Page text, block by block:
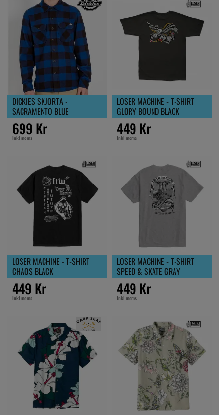
DICKIES SKJORTA -
SACRAMENTO BLUE
699 Kr
Inkl moms
LOSER MACHINE - T-SHIRT
GLORY BOUND BLACK
449 Kr
Inkl moms
LOSER MACHINE - T-SHIRT
CHAOS BLACK
449 Kr
Inkl moms
LOSER MACHINE - T-SHIRT
SPEED & SKATE GRAY
449 Kr
Inkl moms